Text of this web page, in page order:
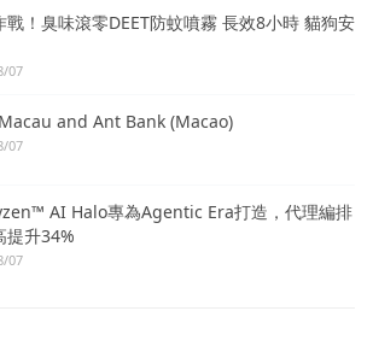
戰！臭味滾零DEET防蚊噴霧 長效8小時 貓狗安
07
and Ant Bank (Macao)
07
AI Halo專為Agentic Era打造，代理編排
提升34%
07